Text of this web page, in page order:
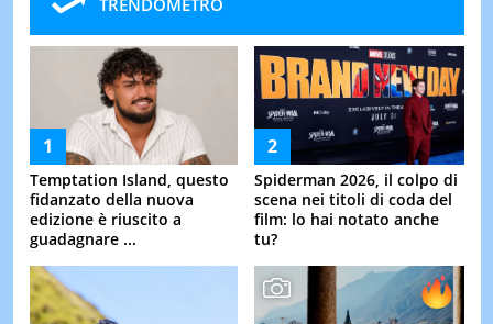
TRENDOMETRO
Temptation Island, questo
fidanzato della nuova
edizione è riuscito a
guadagnare ...
Spiderman 2026, il colpo di
scena nei titoli di coda del
film: lo hai notato anche
tu?